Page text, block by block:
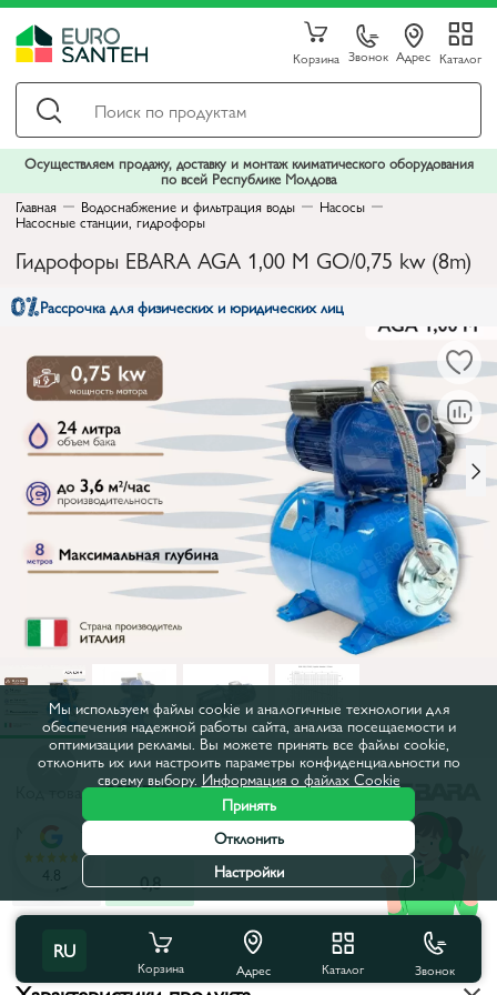
Корзина Звонок Адрес Каталог
Осуществляем продажу, доставку и монтаж климатического оборудования
по всей Республике Молдова
Главная
Водоснабжение и фильтрация воды Насосы
Насосные станции, гидрофоры
Гидрофоры EBARA AGA 1,00 M GO/0,75 kw (8m)
Рассрочка для физических и юридических лиц
Код товара:2024748
Мощность, кВт:
0,5
0,8
Все характеристики
RU
Корзина Адрес Каталог Звонок
4.8
Мы используем файлы cookie и аналогичные технологии для
обеспечения надежной работы сайта, анализа посещаемости и
оптимизации рекламы. Вы можете принять все файлы cookie,
отклонить их или настроить параметры конфиденциальности по
своему выбору. Информация о файлах Cookie
Принять
Отклонить
Настройки